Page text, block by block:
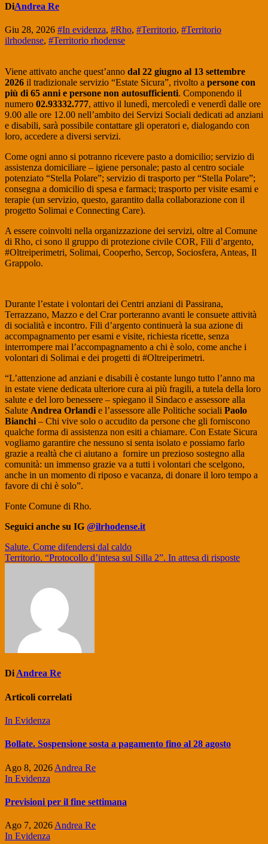
DiAndrea Re
Giu 28, 2026 #In evidenza, #Rho, #Territorio, #Territorio
ilrhodense, #Territorio rhodense
Viene attivato anche quest’anno dal 22 giugno al 13 settembre
2026 il tradizionale servizio “Estate Sicura”, rivolto a persone con
più di 65 anni e persone non autosufficienti. Componendo il
numero 02.93332.777, attivo il lunedì, mercoledì e venerdì dalle ore
9.00 alle ore 12.00 nell’ambito dei Servizi Sociali dedicati ad anziani
e disabili, sarà possibile contattare gli operatori e, dialogando con
loro, accedere a diversi servizi.
Come ogni anno si potranno ricevere pasto a domicilio; servizio di
assistenza domiciliare – igiene personale; pasto al centro sociale
potenziato “Stella Polare”; servizio di trasporto per “Stella Polare”;
consegna a domicilio di spesa e farmaci; trasporto per visite esami e
terapie (un servizio, questo, garantito dalla collaborazione con il
progetto Solimai e Connecting Care).
A essere coinvolti nella organizzazione dei servizi, oltre al Comune
di Rho, ci sono il gruppo di protezione civile COR, Fili d’argento,
#Oltreiperimetri, Solimai, Cooperho, Sercop, Sociosfera, Anteas, Il
Grappolo.
Durante l’estate i volontari dei Centri anziani di Passirana,
Terrazzano, Mazzo e del Crar porteranno avanti le consuete attività
di socialità e incontro. Fili d’argento continuerà la sua azione di
accompagnamento per esami e visite, richiesta ricette, senza
interrompere mai l’accompagnamento a chi è solo, come anche i
volontari di Solimai e dei progetti di #Oltreiperimetri.
“L’attenzione ad anziani e disabili è costante lungo tutto l’anno ma
in estate viene dedicata ulteriore cura ai più fragili, a tutela della loro
salute e del loro benessere – spiegano il Sindaco e assessore alla
Salute Andrea Orlandi e l’assessore alle Politiche sociali Paolo
Bianchi – Chi vive solo o accudito da persone che gli forniscono
qualche forma di assistenza non esiti a chiamare. Con Estate Sicura
vogliamo garantire che nessuno si senta isolato e possiamo farlo
grazie a realtà che ci aiutano a fornire un prezioso sostegno alla
comunità: un immenso grazie va a tutti i volontari che scelgono,
anche in un momento di riposo e vacanza, di donare il loro tempo a
favore di chi è solo”.
Fonte Comune di Rho.
Seguici anche su IG @ilrhodense.it
Navigazione
articoli
Salute. Come difendersi dal caldo
Territorio. “Protocollo d’intesa sul Silla 2”. In attesa di risposte
DiAndrea Re
Articoli correlati
In Evidenza
Bollate. Sospensione sosta a pagamento fino al 28 agosto
Ago 8, 2026 Andrea Re
In Evidenza
Previsioni per il fine settimana
Ago 7, 2026 Andrea Re
In Evidenza